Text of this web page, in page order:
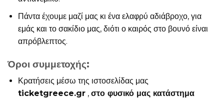
Πάντα έχουμε μαζί μας κι ένα ελαφρύ αδιάβροχο, για
εμάς και το σακίδιο μας, διότι ο καιρός στο βουνό είναι
απρόβλεπτος.
Όροι συμμετοχής:
Κρατήσεις μέσω της ιστοσελίδας μας
ticketgreece.gr, στο φυσικό μας κατάστημα